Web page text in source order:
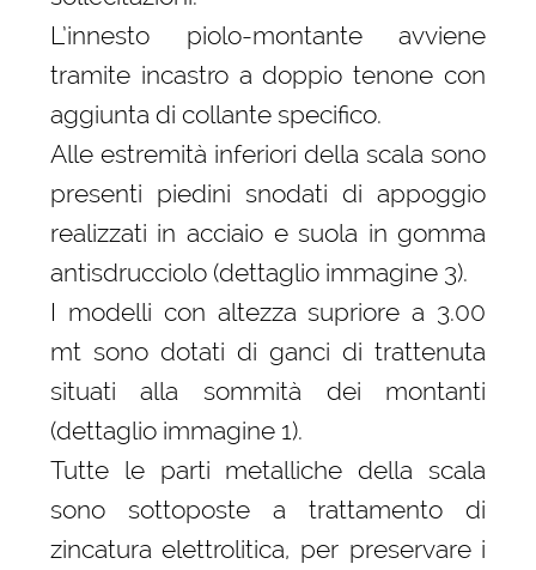
L’innesto piolo-montante avviene
tramite incastro a doppio tenone con
aggiunta di collante specifico.
Alle estremità inferiori della scala sono
presenti piedini snodati di appoggio
realizzati in acciaio e suola in gomma
antisdrucciolo (dettaglio immagine 3).
I modelli con altezza supriore a 3.00
mt sono dotati di ganci di trattenuta
situati alla sommità dei montanti
(dettaglio immagine 1).
Tutte le parti metalliche della scala
sono sottoposte a trattamento di
zincatura elettrolitica, per preservare i